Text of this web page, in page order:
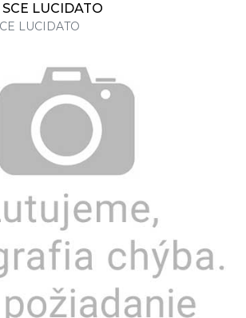
LUCIDATO
LUCIDATO